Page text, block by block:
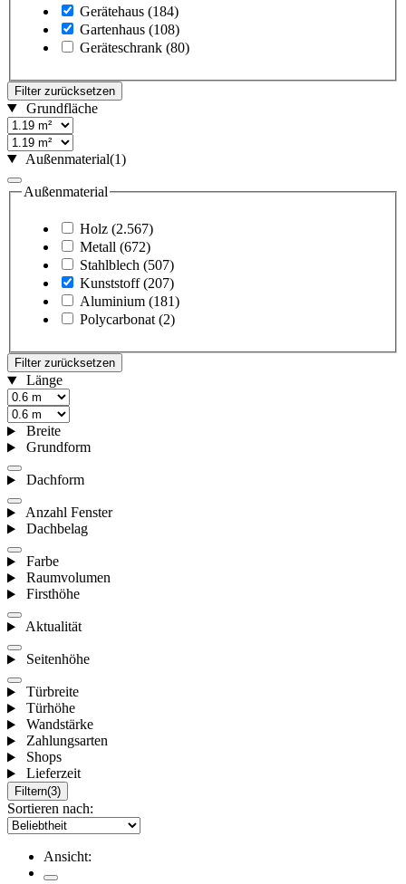
Gerätehaus (184)
Gartenhaus (108)
Geräteschrank (80)
Filter zurücksetzen
Grundfläche
Außenmaterial(1)
Außenmaterial
Holz (2.567)
Metall (672)
Stahlblech (507)
Kunststoff (207)
Aluminium (181)
Polycarbonat (2)
Filter zurücksetzen
Länge
Breite
Grundform
Dachform
Anzahl Fenster
Dachbelag
Farbe
Raumvolumen
Firsthöhe
Aktualität
Seitenhöhe
Türbreite
Türhöhe
Wandstärke
Zahlungsarten
Shops
Lieferzeit
Filtern(3)
Sortieren nach:
Ansicht: